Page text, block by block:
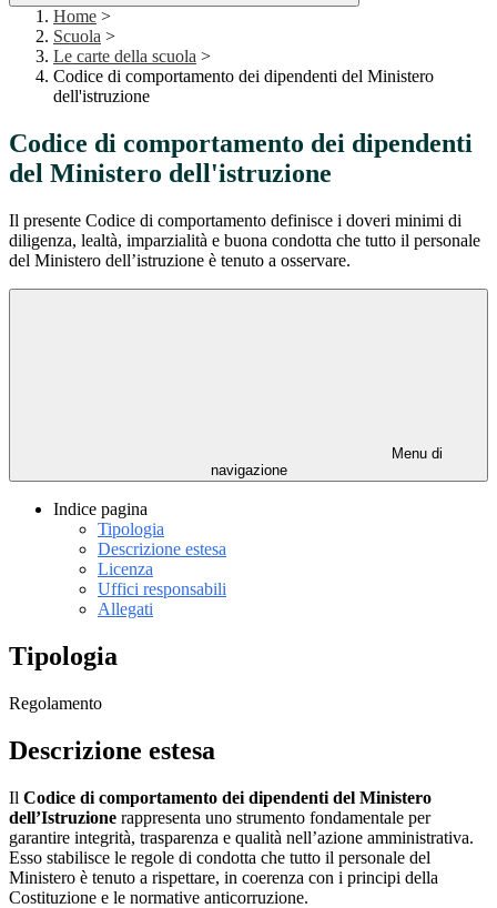
Home >
Scuola >
Le carte della scuola >
Codice di comportamento dei dipendenti del Ministero
dell'istruzione
Codice di comportamento dei dipendenti
del Ministero dell'istruzione
Il presente Codice di comportamento definisce i doveri minimi di
diligenza, lealtà, imparzialità e buona condotta che tutto il personale
del Ministero dell’istruzione è tenuto a osservare.
Menu di
navigazione
Indice pagina
Tipologia
Descrizione estesa
Licenza
Uffici responsabili
Allegati
Tipologia
Regolamento
Descrizione estesa
Il Codice di comportamento dei dipendenti del Ministero
dell’Istruzione rappresenta uno strumento fondamentale per
garantire integrità, trasparenza e qualità nell’azione amministrativa.
Esso stabilisce le regole di condotta che tutto il personale del
Ministero è tenuto a rispettare, in coerenza con i principi della
Costituzione e le normative anticorruzione.